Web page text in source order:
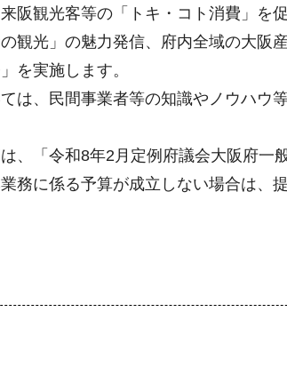
阪観光客等の「トキ・コト消費」を
観光」の魅力発信、府内全域の大阪
を実施します。
は、民間事業者等の知識やノウハウ
、「令和8年2月定例府議会大阪府一
務に係る予算が成立しない場合は、